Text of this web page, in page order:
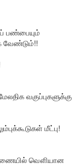
பண்பையும்
வேண்டும்!!
வகுப்புகளுக்கு
மீட்பு!
வௌியான